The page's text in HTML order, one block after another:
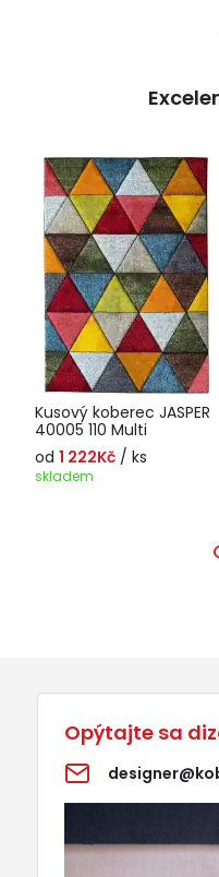
Kusový koberec JASPER
40005 110 Multi
od 1 222Kč / ks
skladem
Opýtajte sa